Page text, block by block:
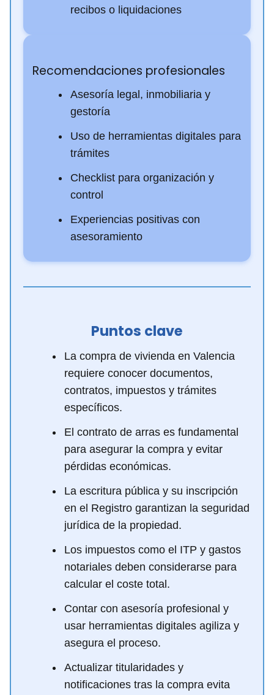
recibos o liquidaciones
Recomendaciones profesionales
Asesoría legal, inmobiliaria y
gestoría
Uso de herramientas digitales para
trámites
Checklist para organización y
control
Experiencias positivas con
asesoramiento
Puntos clave
La compra de vivienda en Valencia
requiere conocer documentos,
contratos, impuestos y trámites
específicos.
El contrato de arras es fundamental
para asegurar la compra y evitar
pérdidas económicas.
La escritura pública y su inscripción
en el Registro garantizan la seguridad
jurídica de la propiedad.
Los impuestos como el ITP y gastos
notariales deben considerarse para
calcular el coste total.
Contar con asesoría profesional y
usar herramientas digitales agiliza y
asegura el proceso.
Actualizar titularidades y
notificaciones tras la compra evita